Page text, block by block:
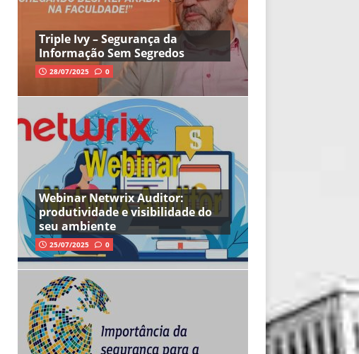
Triple Ivy – Segurança da
Informação Sem Segredos
28/07/2025 0
Webinar Netwrix Auditor:
produtividade e visibilidade do
seu ambiente
25/07/2025 0